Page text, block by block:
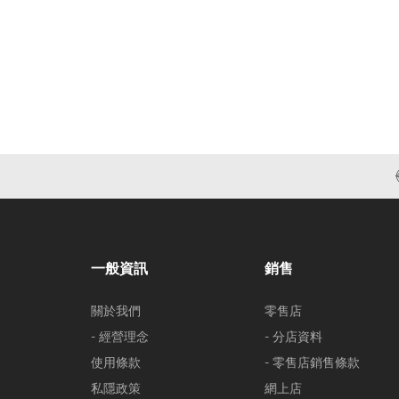
一般資訊
關於我們
- 經營理念
使用條款
私隱政策
銷售
零售店
- 分店資料
- 零售店銷售條款
網上店